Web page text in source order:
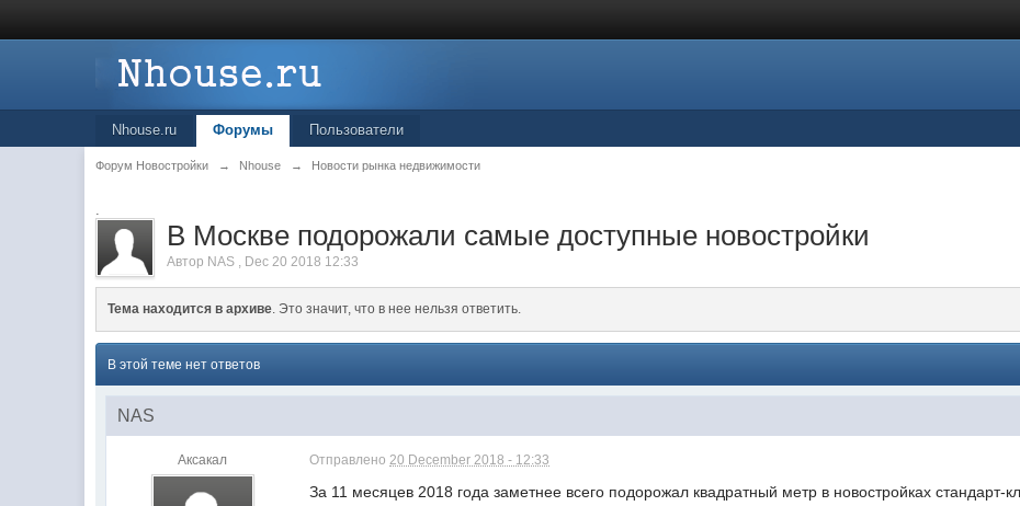
Nhouse.ru Форумы Пользователи
Форум Новостройки → Nhouse → Новости рынка недвижимости
.
В Москве подорожали самые доступные новостройки
Автор NAS , Dec 20 2018 12:33
Тема находится в архиве. Это значит, что в нее нельзя ответить.
В этой теме нет ответов
NAS
Аксакал Отправлено20 December 2018 - 12:33
За 11 месяцев 2018 года заметнее всего подорожал квадратный метр в новостройках